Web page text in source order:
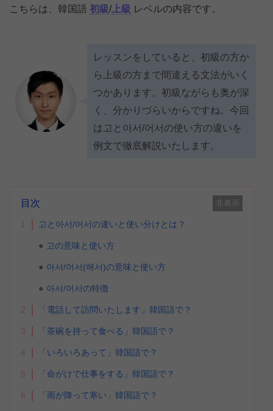
こちらは、韓国語 初級/上級 レベルの内容です。
レッスンをしていると、初級の方か
ら上級の方まで間違える文法がいく
つかあります。初級ながらも奥が深
く、分かりづらいからですね。今回
は고と아서/어서の使い方の違いを
例文で徹底解説いたします。
目次 非表示
1 고と아서/어서の違いと使い分けとは？
고の意味と使い方
아서/어서(해서)の意味と使い方
아서/어서の特徴
2 「電話して訪問いたします」韓国語で？
3 「茶碗を持って食べる」韓国語で？
4 「いろいろあって」韓国語で？
5 「命がけで仕事をする」韓国語で？
6 「雨が降って寒い」韓国語で？